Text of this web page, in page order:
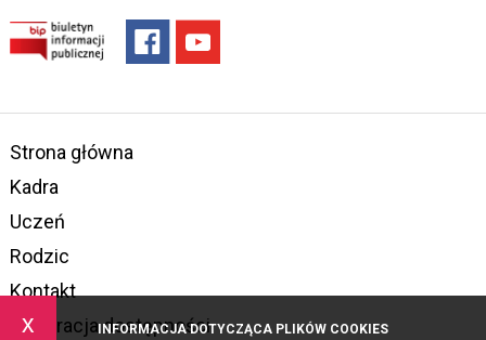
x INFORMACJA DOTYCZĄCA PLIKÓW COOKIES
Strona główna
Kadra
Uczeń
Rodzic
Kontakt
Deklaracja dostępności